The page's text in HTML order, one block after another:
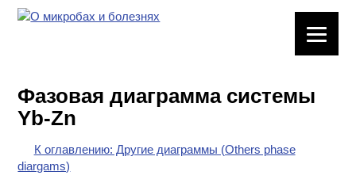
ХИМИЧЕСКАЯ
ПОСУДА
ВРЕДНЫЕ
ФАКТОРЫ
Фазовая диаграмма системы
Yb-Zn
К оглавлению: Другие диаграммы (Others phase
diargams)